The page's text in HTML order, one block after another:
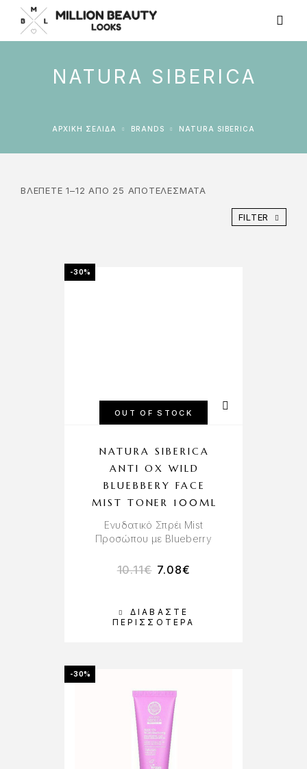
NATURA SIBERICA
ΑΡΧΙΚΉ ΣΕΛΊΔΑ BRANDS NATURA SIBERICA
ΒΛΈΠΕΤΕ 1–12 ΑΠΌ 25 ΑΠΟΤΕΛΈΣΜΑΤΑ
FILTER
-30%
OUT OF STOCK
ΔΙΑΒΆΣΤΕ
ΠΕΡΙΣΣΌΤΕΡΑ
NATURA SIBERICA
ANTI OX WILD
BLUEBBERY FACE
MIST TONER 100ML
Ενυδατικό Σπρέι Mist
Προσώπου με Blueberry
10.11€ 7.08€
-30%